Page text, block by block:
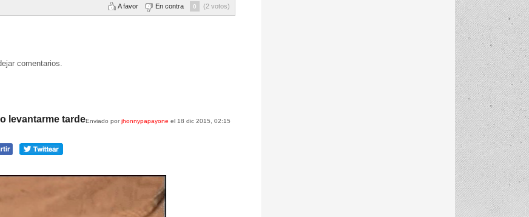
A favor En contra 0 (2 votos)
comentarios.
Enviado porjhonnypapayone el 18 dic 2015, 02:15
levantarme tarde